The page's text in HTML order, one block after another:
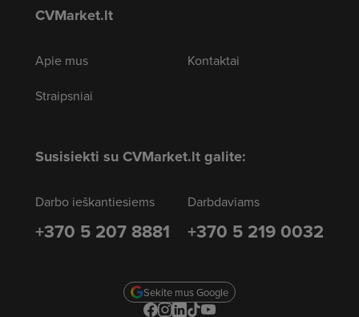
CVMarket.lt
Apie mus
Straipsniai
Kontaktai
Susisiekti su CVMarket.lt galite:
Darbo ieškantiesiems
+370 5 207 8881
Darbdaviams
+370 5 219 0032
Sekite mus Google